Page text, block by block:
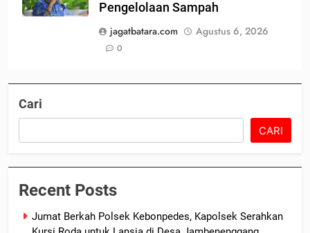
Pengelolaan Sampah
jagatbatara.com
Agustus 6, 2026
0
Cari
CARI
Recent Posts
Jumat Berkah Polsek Kebonpedes, Kapolsek Serahkan